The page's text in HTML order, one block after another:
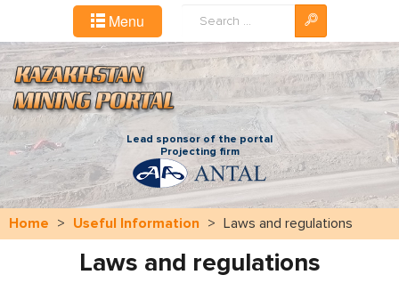
Menu
Lead sponsor of the portal
Projecting firm
Home > Useful Information > Laws and regulations
Laws and regulations